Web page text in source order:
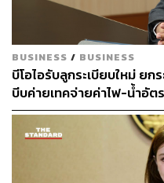
BUSINESS / BUSINESS
บีโอไอรับลูกระเบียบใหม่ ย
บีบค่ายเทคจ่ายค่าไฟ-น้ำอั
ประโยชน์ประเทศเป็นหลัก